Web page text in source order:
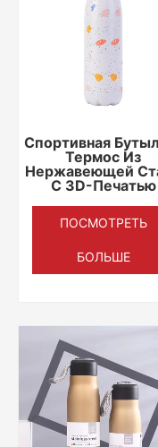
Спортивная
Термос Из
Нержавеющей
С 3D-Печатью
ПОСМОТРЕТЬ
БОЛЬШЕ